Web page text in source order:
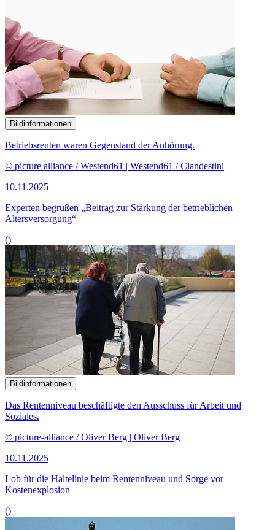
Bildinformationen
Betriebsrenten waren Gegenstand der Anhörung.
© picture alliance / Westend61 | Westend61 / Clandestini
10.11.2025
Experten begrüßen „Beitrag zur Stärkung der betrieblichen
Altersversorgung“
()
Bildinformationen
Das Rentenniveau beschäftigte den Ausschuss für Arbeit und
Soziales.
© picture-alliance / Oliver Berg | Oliver Berg
10.11.2025
Lob für die Haltelinie beim Rentenniveau und Sorge vor
Kostenexplosion
()